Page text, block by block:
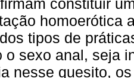
constituir
homoerótica
tipos de
o sexo anal, seja
nesse quesito,